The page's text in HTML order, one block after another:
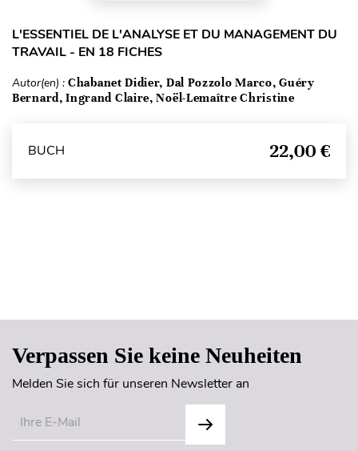
L'ESSENTIEL DE L'ANALYSE ET DU MANAGEMENT DU
TRAVAIL - EN 18 FICHES
Autor(en) : Chabanet Didier, Dal Pozzolo Marco, Guéry
Bernard, Ingrand Claire, Noël-Lemaître Christine
BUCH 22,00 €
Verpassen Sie keine Neuheiten
Melden Sie sich für unseren Newsletter an